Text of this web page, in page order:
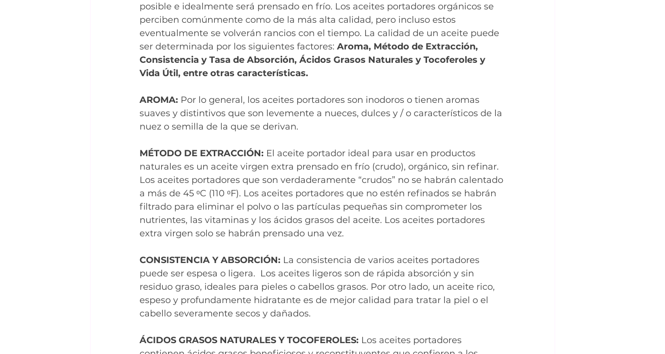
posible e idealmente será prensado en frío. Los aceites portadores orgánicos se
perciben comúnmente como de la más alta calidad, pero incluso estos
eventualmente se volverán rancios con el tiempo. La calidad de un aceite puede
ser determinada por los siguientes factores: Aroma, Método de Extracción,
Consistencia y Tasa de Absorción, Ácidos Grasos Naturales y Tocoferoles y
Vida Útil, entre otras características.
AROMA: Por lo general, los aceites portadores son inodoros o tienen aromas
suaves y distintivos que son levemente a nueces, dulces y / o característicos de la
nuez o semilla de la que se derivan.
MÉTODO DE EXTRACCIÓN: El aceite portador ideal para usar en productos
naturales es un aceite virgen extra prensado en frío (crudo), orgánico, sin refinar.
Los aceites portadores que son verdaderamente “crudos” no se habrán calentado
a más de 45 ᵒC (110 ᵒF). Los aceites portadores que no estén refinados se habrán
filtrado para eliminar el polvo o las partículas pequeñas sin comprometer los
nutrientes, las vitaminas y los ácidos grasos del aceite. Los aceites portadores
extra virgen solo se habrán prensado una vez.
CONSISTENCIA Y ABSORCIÓN: La consistencia de varios aceites portadores
puede ser espesa o ligera.  Los aceites ligeros son de rápida absorción y sin
residuo graso, ideales para pieles o cabellos grasos. Por otro lado, un aceite rico,
espeso y profundamente hidratante es de mejor calidad para tratar la piel o el
cabello severamente secos y dañados.
ÁCIDOS GRASOS NATURALES Y TOCOFEROLES: Los aceites portadores